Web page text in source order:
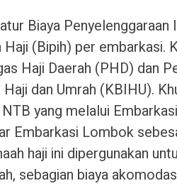
Biaya
Haji (Bipih) per embarkasi.
Haji Daerah (PHD) dan
dan Umrah (KBIHU).
yang melalui
Embarkasi Lombok
haji ini dipergunakan
sebagian biaya